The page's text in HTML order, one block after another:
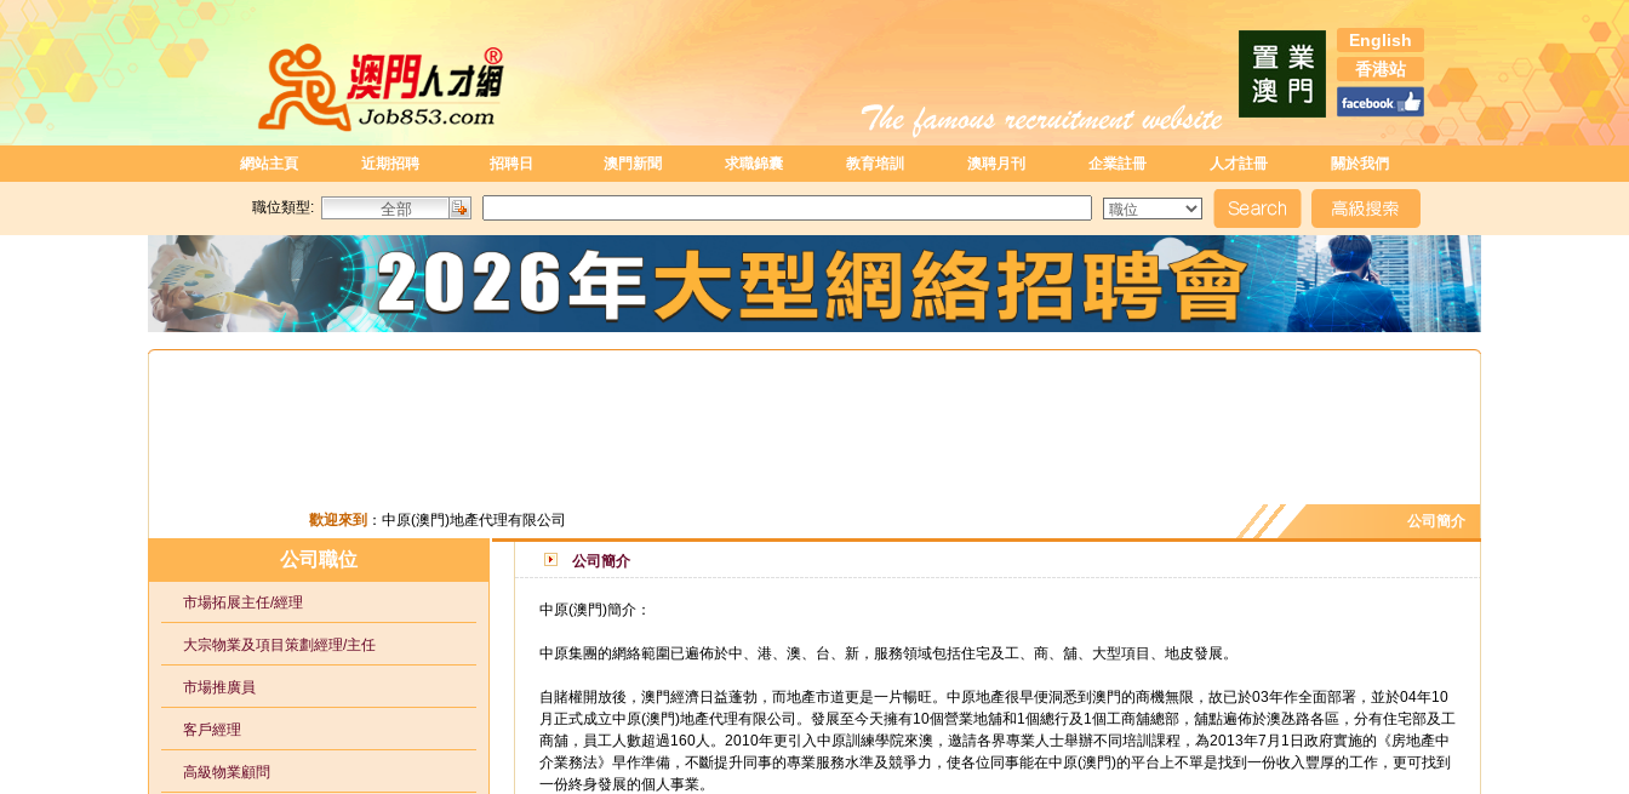
English
香港站
網站主頁 近期招聘 招聘日 澳門新聞 求職錦囊 教育培訓 澳聘月刊 企業註冊 人才註冊 關於我們
職位類型:
歡迎來到 ： 中原(澳門)地產代理有限公司 公司簡介
公司職位
市場拓展主任/經理
大宗物業及項目策劃經理/主任
市場推廣員
客戶經理
高級物業顧問
公司簡介
中原(澳門)簡介：
中原集團的網絡範圍已遍佈於中、港、澳、台、新，服務領域包括住宅及工、商、舖、大型項目、地皮發展。
自賭權開放後，澳門經濟日益蓬勃，而地產市道更是一片暢旺。中原地產很早便洞悉到澳門的商機無限，故已於03年作全面部署，並於04年10
月正式成立中原(澳門)地產代理有限公司。發展至今天擁有10個營業地舖和1個總行及1個工商舖總部，舖點遍佈於澳氹路各區，分有住宅部及工
商舖，員工人數超過160人。2010年更引入中原訓練學院來澳，邀請各界專業人士舉辦不同培訓課程，為2013年7月1日政府實施的《房地產中
介業務法》早作準備，不斷提升同事的專業服務水準及競爭力，使各位同事能在中原(澳門)的平台上不單是找到一份收入豐厚的工作，更可找到
一份終身發展的個人事業。